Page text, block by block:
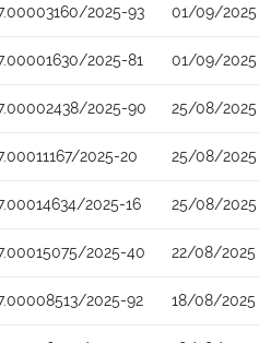
2025-93 01/09/2025
2025-81 01/09/2025
2025-90 25/08/2025
2025-20 25/08/2025
2025-16 25/08/2025
2025-40 22/08/2025
2025-92 18/08/2025